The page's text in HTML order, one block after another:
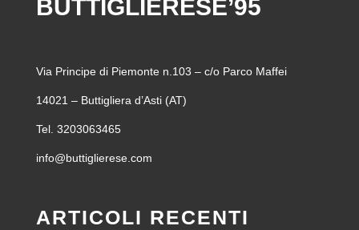
BUTTIGLIERESE’95
Via Principe di Piemonte n.103 – c/o Parco Maffei
14021 – Buttigliera d’Asti (AT)
Tel. 3203063465
info@buttiglierese.com
ARTICOLI RECENTI